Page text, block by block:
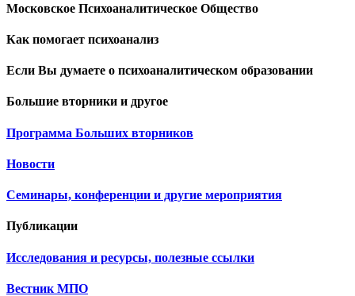
Московское Психоаналитическое Общество
Как помогает психоанализ
Если Вы думаете о психоаналитическом образовании
Большие вторники и другое
Программа Больших вторников
Новости
Семинары, конференции и другие мероприятия
Публикации
Исследования и ресурсы, полезные ссылки
Вестник МПО